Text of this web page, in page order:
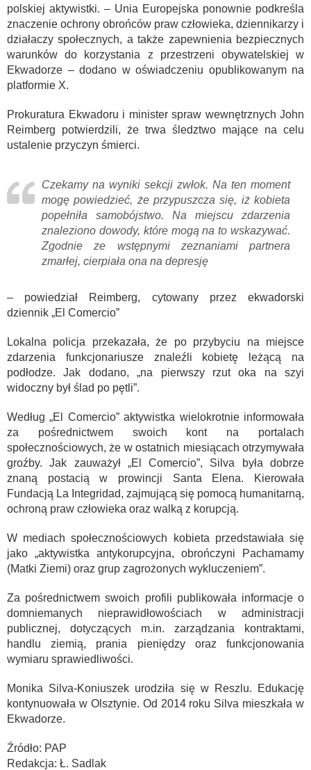
polskiej aktywistki. – Unia Europejska ponownie podkreśla
znaczenie ochrony obrońców praw człowieka, dziennikarzy i
działaczy społecznych, a także zapewnienia bezpiecznych
warunków do korzystania z przestrzeni obywatelskiej w
Ekwadorze – dodano w oświadczeniu opublikowanym na
platformie X.
Prokuratura Ekwadoru i minister spraw wewnętrznych John
Reimberg potwierdzili, że trwa śledztwo mające na celu
ustalenie przyczyn śmierci.
Czekamy na wyniki sekcji zwłok. Na ten moment
mogę powiedzieć, że przypuszcza się, iż kobieta
popełniła samobójstwo. Na miejscu zdarzenia
znaleziono dowody, które mogą na to wskazywać.
Zgodnie ze wstępnymi zeznaniami partnera
zmarłej, cierpiała ona na depresję
– powiedział Reimberg, cytowany przez ekwadorski
dziennik „El Comercio”
Lokalna policja przekazała, że po przybyciu na miejsce
zdarzenia funkcjonariusze znaleźli kobietę leżącą na
podłodze. Jak dodano, „na pierwszy rzut oka na szyi
widoczny był ślad po pętli”.
Według „El Comercio” aktywistka wielokrotnie informowała
za pośrednictwem swoich kont na portalach
społecznościowych, że w ostatnich miesiącach otrzymywała
groźby. Jak zauważył „El Comercio”, Silva była dobrze
znaną postacią w prowincji Santa Elena. Kierowała
Fundacją La Integridad, zajmującą się pomocą humanitarną,
ochroną praw człowieka oraz walką z korupcją.
W mediach społecznościowych kobieta przedstawiała się
jako „aktywistka antykorupcyjna, obrończyni Pachamamy
(Matki Ziemi) oraz grup zagrożonych wykluczeniem”.
Za pośrednictwem swoich profili publikowała informacje o
domniemanych nieprawidłowościach w administracji
publicznej, dotyczących m.in. zarządzania kontraktami,
handlu ziemią, prania pieniędzy oraz funkcjonowania
wymiaru sprawiedliwości.
Monika Silva-Koniuszek urodziła się w Reszlu. Edukację
kontynuowała w Olsztynie. Od 2014 roku Silva mieszkała w
Ekwadorze.
Źródło: PAP
Redakcja: Ł. Sadlak